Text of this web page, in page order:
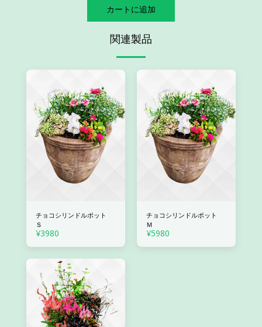
カートに追加
関連製品
チョコシリンドルポット
Ｓ
¥3980
チョコシリンドルポット
Ｍ
¥5980